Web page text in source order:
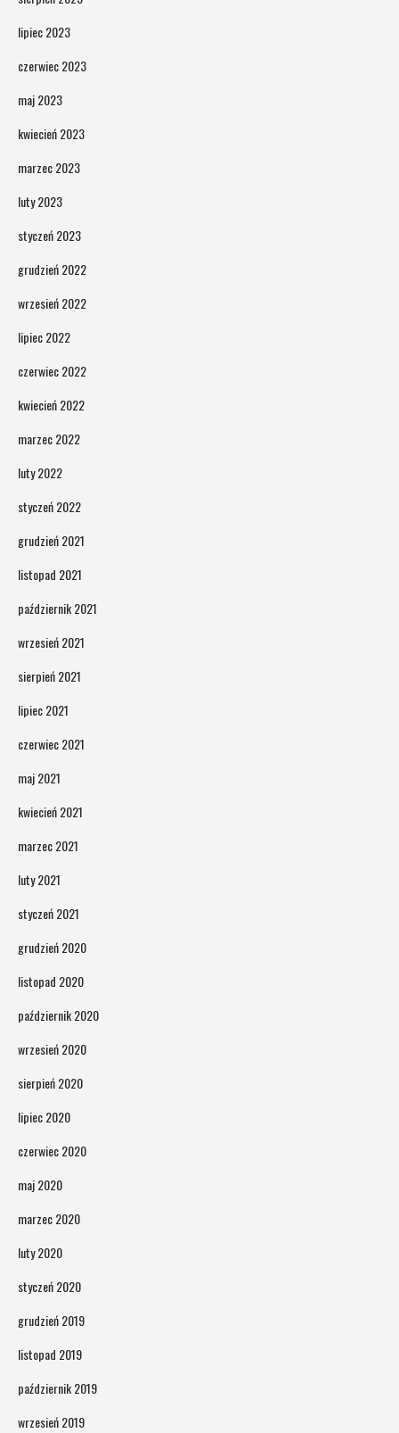
lipiec 2023
czerwiec 2023
maj 2023
kwiecień 2023
marzec 2023
luty 2023
styczeń 2023
grudzień 2022
wrzesień 2022
lipiec 2022
czerwiec 2022
kwiecień 2022
marzec 2022
luty 2022
styczeń 2022
grudzień 2021
listopad 2021
październik 2021
wrzesień 2021
sierpień 2021
lipiec 2021
czerwiec 2021
maj 2021
kwiecień 2021
marzec 2021
luty 2021
styczeń 2021
grudzień 2020
listopad 2020
październik 2020
wrzesień 2020
sierpień 2020
lipiec 2020
czerwiec 2020
maj 2020
marzec 2020
luty 2020
styczeń 2020
grudzień 2019
listopad 2019
październik 2019
wrzesień 2019